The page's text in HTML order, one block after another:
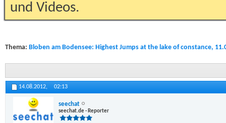
und Videos.
Thema: Bloben am Bodensee: Highest Jumps at the lake of constance,
14.08.2012, 02:13
seechat
seechat.de - Reporter